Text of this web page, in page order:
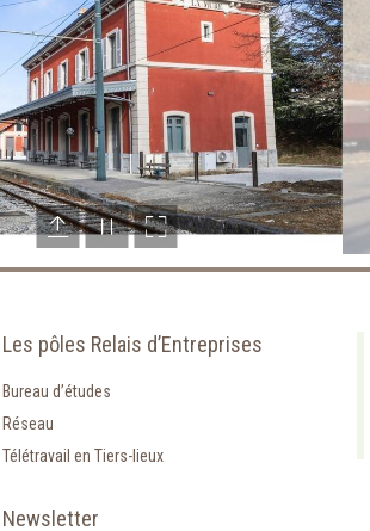
Les pôles Relais d’Entreprises
Bureau d’études
Réseau
Télétravail en Tiers-lieux
Newsletter